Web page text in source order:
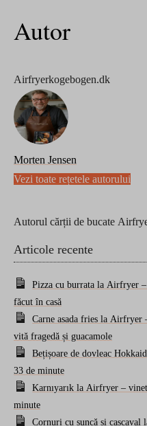
Autor
Airfryerkogebogen.dk
Morten Jensen
Vezi toate rețetele autorului
Autorul cărții de bucate
Articole recente
Pizza cu burrata la Airfryer –
făcut în casă
Carne asada fries la
vită fragedă și guacamole
Bețișoare de dovleac
33 de minute
Karnıyarık la Airfryer –
minute
Cornuri cu șuncă și